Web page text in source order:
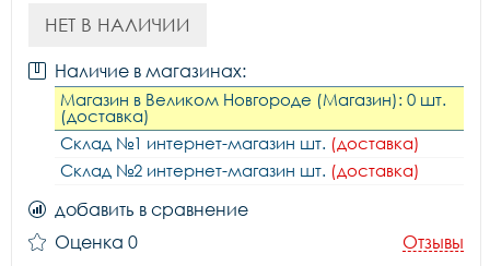
НЕТ В НАЛИЧИИ
Наличие в магазинах:
Магазин в Великом Новгороде (Магазин): 0 шт.
(доставка)
Склад №1 интернет-магазин шт. (доставка)
Склад №2 интернет-магазин шт. (доставка)
добавить в сравнение
Оценка 0
Отзывы